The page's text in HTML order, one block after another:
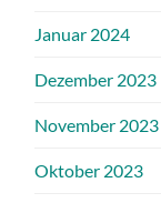
Januar 2024
Dezember 2023
November 2023
Oktober 2023